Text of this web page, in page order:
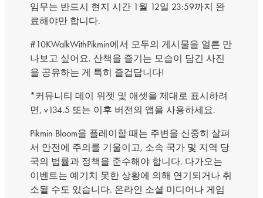
임무는 반드시 현지 시간 1월 12일 23:59까지 완
료해야만 합니다.
#10KWalkWithPikmin에서 모두의 게시물을 얼른 만
나보고 싶어요. 산책을 즐기는 모습이 담긴 사진
을 공유하는 게 특히 즐겁답니다!
*커뮤니티 데이 위젯 및 애셋을 제대로 표시하려
면, v134.5 또는 이후 버전의 앱을 사용하세요.
Pikmin Bloom을 플레이할 때는 주변을 신중히 살펴
서 안전에 주의를 기울이고, 소속 국가 및 지역 당
국의 법률과 정책을 준수해야 합니다. 다가오는
이벤트는 예기치 못한 상황에 의해 연기되거나 취
소될 수도 있습니다. 온라인 소셜 미디어나 게임